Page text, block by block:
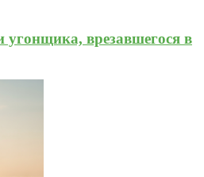
угонщика, врезавшегося в